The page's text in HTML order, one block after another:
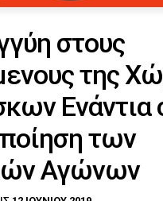
στους
της
Ενάντια
των
Αγώνων